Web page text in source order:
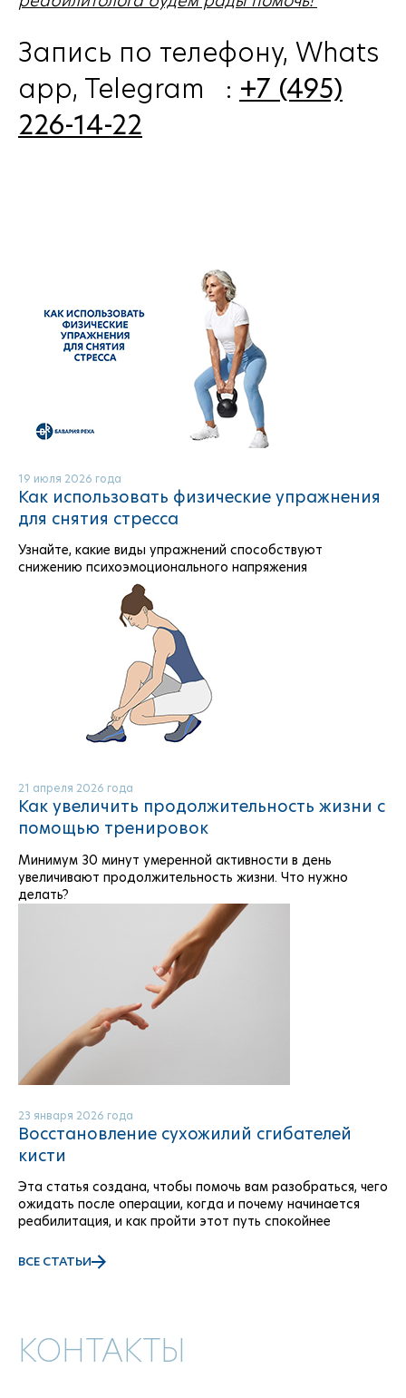
Запись по телефону, Whats
app, Telegram : +7 (495)
226-14-22
19 июля 2026 года
Как использовать физические упражнения
для снятия стресса
Узнайте, какие виды упражнений способствуют
снижению психоэмоционального напряжения
21 апреля 2026 года
Как увеличить продолжительность жизни с
помощью тренировок
Минимум 30 минут умеренной активности в день
увеличивают продолжительность жизни. Что нужно
делать?
23 января 2026 года
Восстановление сухожилий сгибателей
кисти
Эта статья создана, чтобы помочь вам разобраться, чего
ожидать после операции, когда и почему начинается
реабилитация, и как пройти этот путь спокойнее
ВСЕ СТАТЬИ
КОНТАКТЫ